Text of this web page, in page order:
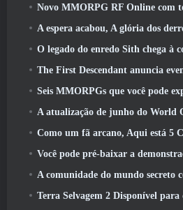
Novo MMORPG RF Online com tema Mech da
A espera acabou, A glória dos
O legado do enredo Sith chega à conclusão hoje
The First Descendant anuncia evento de
Seis MMORPGs que você pode
A atualização de junho do World Of Warships comemora o Dia da
Como um fã arcano, Aqui está 5 Coisas
Você pode pré-baixar a demonstração do Steam Next Fest
A comunidade do mundo secreto comemora o 14º aniversário
Terra Selvagem 2 Disponível para download